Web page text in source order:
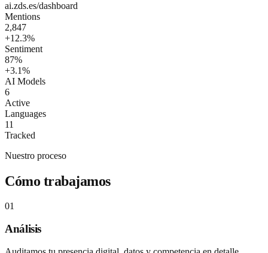
ai.zds.es/dashboard
Mentions
2,847
+12.3%
Sentiment
87%
+3.1%
AI Models
6
Active
Languages
11
Tracked
Nuestro proceso
Cómo trabajamos
01
Análisis